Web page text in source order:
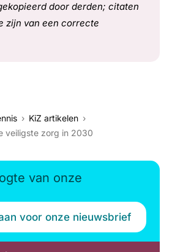
door derden; citaten
zijn van een correcte
KiZ artikelen
veiligste zorg in 2030
van onze
voor onze nieuwsbrief